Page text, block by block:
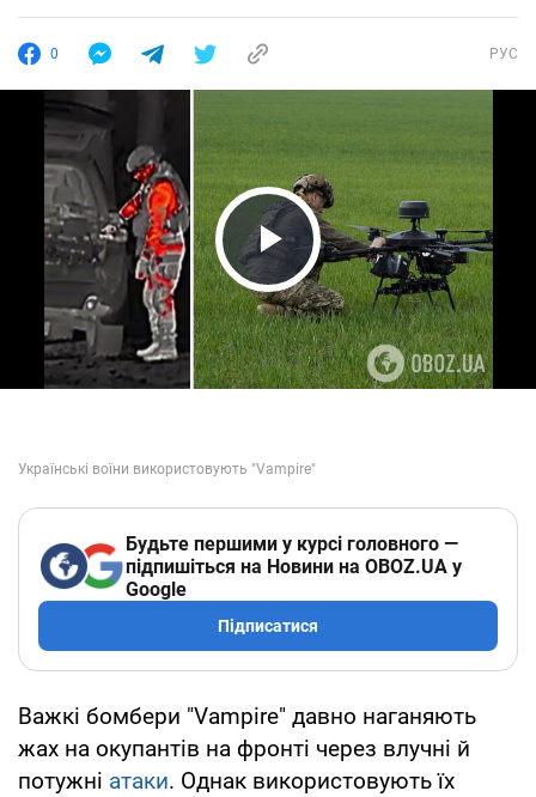
0 РУС
Play Video
Будьте першими у курсі головного —
підпишіться на Новини на OBOZ.UA у
Google
Підписатися
Важкі бомбери "Vampire" давно наганяють
жах на окупантів на фронті через влучні й
потужні атаки. Однак використовують їх